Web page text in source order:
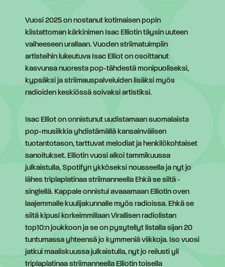
Vuosi 2025 on nostanut kotimaisen popin
kiistattoman kärkinimen Isac Elliotin täysin uuteen
vaiheeseen urallaan. Vuoden striimatuimpiin
artisteihin lukeutuva Isac Elliot on osoittanut
kasvunsa nuoresta pop-tähdestä monipuoliseksi,
kypsäksi ja striimauspalveluiden lisäksi myös
radioiden keskiössä soivaksi artistiksi.
Isac Elliot on onnistunut uudistamaan suomalaista
pop-musiikkia yhdistämällä kansainvälisen
tuotantotason, tarttuvat melodiat ja henkilökohtaiset
sanoitukset. Elliotin vuosi alkoi tammikuussa
julkaistulla, Spotifyn ykköseksi nousseella ja nyt jo
lähes triplaplatinaa striimanneella Ehkä se siitä -
singlellä. Kappale onnistui avaaamaan Elliotin oven
laajemmalle kuulijakunnalle myös radioissa. Ehkä se
siitä kipusi korkeimmillaan Virallisen radiolistan
top10:n joukkoon ja se on pysytellyt listalla sijan 20
tuntumassa yhteensä jo kymmeniä viikkoja. Iso vuosi
jatkui maaliskuussa julkaistulla, nyt jo reilusti yli
triplaplatinaa striimanneella Elliotin toisella